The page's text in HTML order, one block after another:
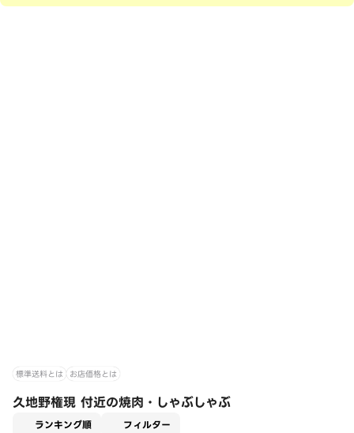
標準送料とは お店価格とは
久地野権現 付近の焼肉・しゃぶしゃぶ
ランキング順 フィルター